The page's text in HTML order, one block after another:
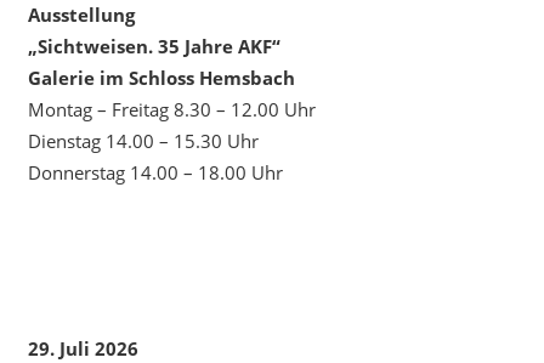
Ausstellung
„Sichtweisen. 35 Jahre AKF“
Galerie im Schloss Hemsbach
Montag – Freitag 8.30 – 12.00 Uhr
Dienstag 14.00 – 15.30 Uhr
Donnerstag 14.00 – 18.00 Uhr
29. Juli 2026